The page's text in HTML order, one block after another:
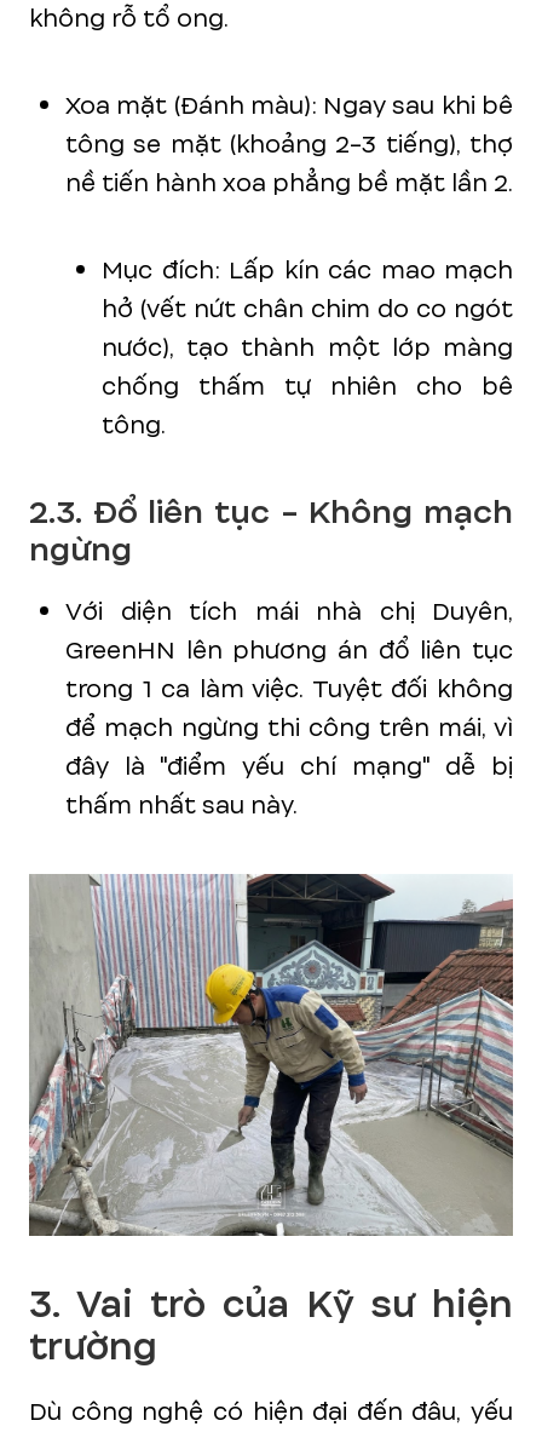
không rỗ tổ ong.
Xoa mặt (Đánh màu): Ngay sau khi bê
tông se mặt (khoảng 2-3 tiếng), thợ
nề tiến hành xoa phẳng bề mặt lần 2.
Mục đích: Lấp kín các mao mạch
hở (vết nứt chân chim do co ngót
nước), tạo thành một lớp màng
chống thấm tự nhiên cho bê
tông.
2.3. Đổ liên tục - Không mạch
ngừng
Với diện tích mái nhà chị Duyên,
GreenHN lên phương án đổ liên tục
trong 1 ca làm việc. Tuyệt đối không
để mạch ngừng thi công trên mái, vì
đây là "điểm yếu chí mạng" dễ bị
thấm nhất sau này.
3. Vai trò của Kỹ sư hiện
trường
Dù công nghệ có hiện đại đến đâu, yếu